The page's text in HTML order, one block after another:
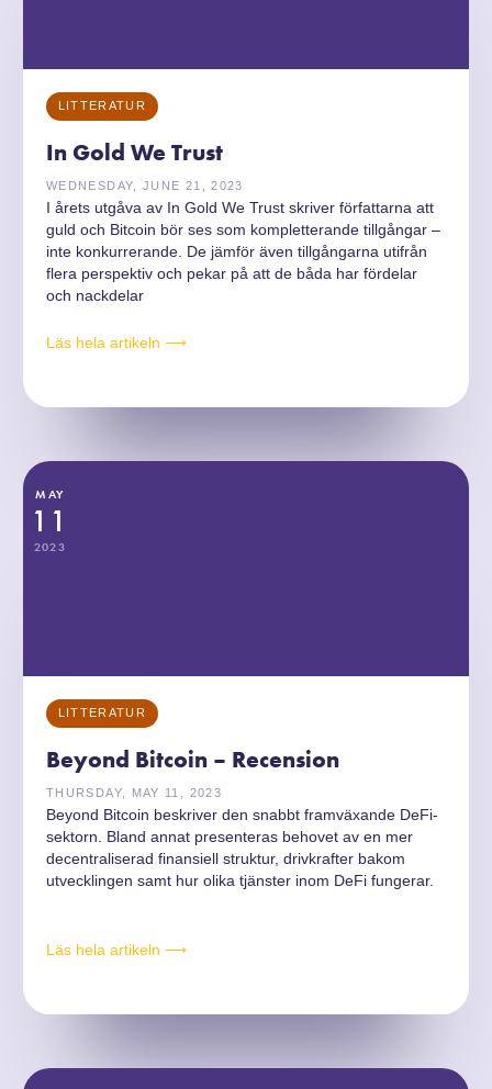
LITTERATUR
In Gold We Trust
WEDNESDAY, JUNE 21, 2023
I årets utgåva av In Gold We Trust skriver författarna att
guld och Bitcoin bör ses som kompletterande tillgångar –
inte konkurrerande. De jämför även tillgångarna utifrån
flera perspektiv och pekar på att de båda har fördelar
och nackdelar
Läs hela artikeln ⟶
MAY
11
2023
LITTERATUR
Beyond Bitcoin – Recension
THURSDAY, MAY 11, 2023
Beyond Bitcoin beskriver den snabbt framväxande DeFi-
sektorn. Bland annat presenteras behovet av en mer
decentraliserad finansiell struktur, drivkrafter bakom
utvecklingen samt hur olika tjänster inom DeFi fungerar.
Läs hela artikeln ⟶